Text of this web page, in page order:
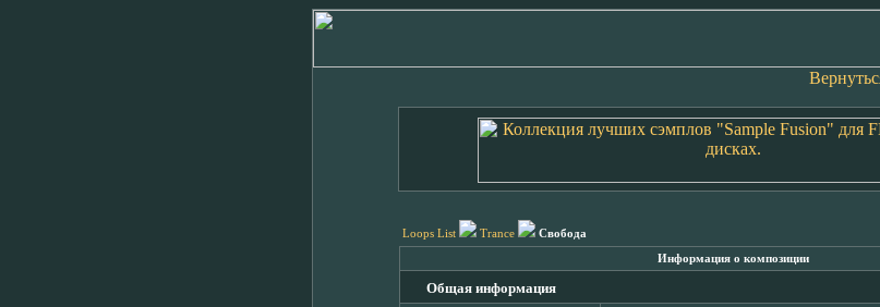
Loops List Trance Свобода
Информация о композиции
Общая информация